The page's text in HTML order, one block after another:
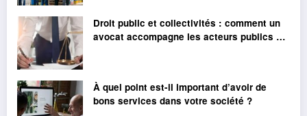
Droit public et collectivités : comment un
avocat accompagne les acteurs publics et
À quel point est-il important d’avoir de
bons services dans votre société ?